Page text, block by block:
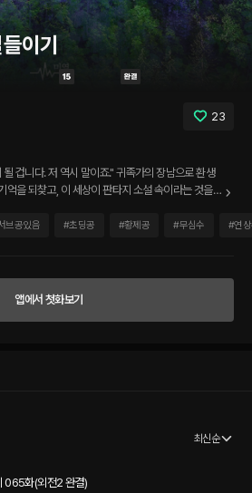
이기
23
역시 말이죠." 귀족가의 장남으로 환생
억을 되찾고, 이 세상이 판타지 소설 속이라는 것을
가족과 평화로운 삶을 살기 위해 전쟁 패배의 원인이
아요.” “그거 아십니까?” “네?” “황자의 교사는 여러
해서라면 면죄권을 가집니다. 가령 예를 들면 황실
지 않겠다고 걸어 잠근 문을 열어 버리는 행동 같은 것
브공있음 #초딩공 #황제공 #무심수 #연
앱에서 첫화보기
최신순
065화(외전2 완결)